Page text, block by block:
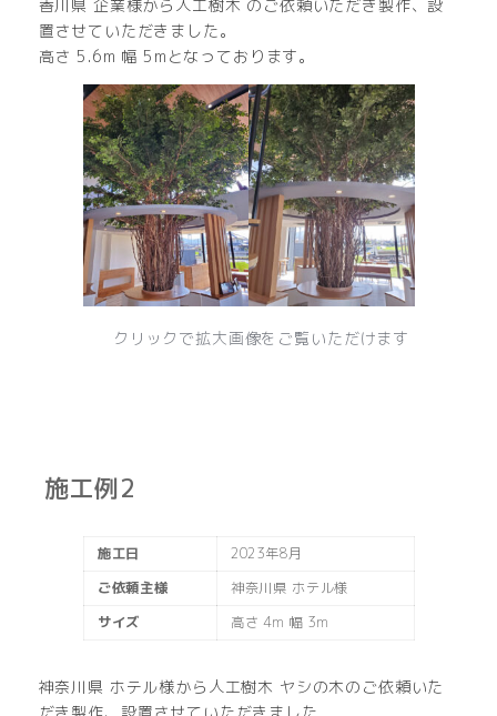
香川県 企業様から人工樹木 のご依頼いただき製作、設
置させていただきました。
高さ 5.6m 幅 5mとなっております。
クリックで拡大画像をご覧いただけます
施工例2
施工日
2023年8月
ご依頼主様
神奈川県 ホテル様
サイズ
高さ 4m 幅 3m
神奈川県 ホテル様から人工樹木 ヤシの木のご依頼いた
だき製作、設置させていただきました